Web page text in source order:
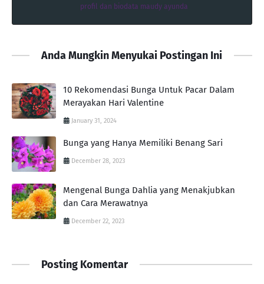
profil dan biodata maudy ayunda
Anda Mungkin Menyukai Postingan Ini
10 Rekomendasi Bunga Untuk Pacar Dalam
Merayakan Hari Valentine
January 31, 2024
Bunga yang Hanya Memiliki Benang Sari
December 28, 2023
Mengenal Bunga Dahlia yang Menakjubkan
dan Cara Merawatnya
December 22, 2023
Posting Komentar